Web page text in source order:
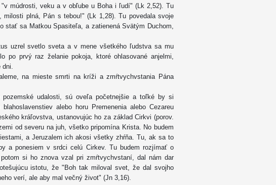
múdrosti, veku a v obľube u Boha i ľudí" (Lk 2,52). Tu
milosti plná, Pán s tebou!" (Lk 1,28). Tu povedala svoje
stať sa Matkou Spasiteľa, a zatienená Svätým Duchom,
uzrel svetlo sveta a v mene všetkého ľudstva sa mu
po prvý raz želanie pokoja, ktoré ohlasované anjelmi,
dni.
na mieste smrti na kríži a zmŕtvychvstania Pána
pozemské udalosti, sú oveľa početnejšie a toľké by si
alebo horu Premenenia alebo Cezareu
kráľovstva, ustanovujúc ho za základ Cirkvi (porov.
od severu na juh, všetko pripomína Krista. No budem
a Jeruzalem ich akosi všetky zhŕňa. Tu, ak sa to
a ponesiem v srdci celú Cirkev. Tu budem rozjímať o
si ho znova vzal pri zmŕtvychvstaní, dal nám dar
istotu, že "Boh tak miloval svet, že dal svojho
verí, ale aby mal večný život" (Jn 3,16).